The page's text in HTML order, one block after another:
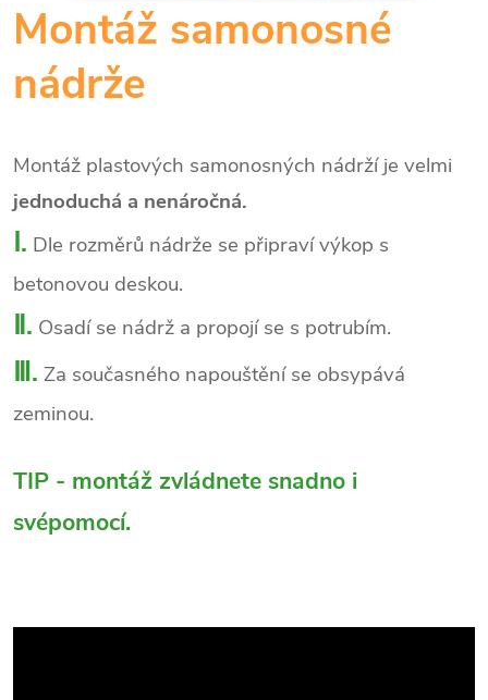
Montáž samonosné
nádrže
Montáž plastových samonosných nádrží je velmi
jednoduchá a nenáročná.
Ⅰ. Dle rozměrů nádrže se připraví výkop s
betonovou deskou.
Ⅱ. Osadí se nádrž a propojí se s potrubím.
Ⅲ. Za současného napouštění se obsypává
zeminou.
TIP - montáž zvládnete snadno i
svépomocí.